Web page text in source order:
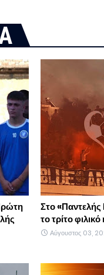
Στο
το τρίτο
Αύγουστος 03,